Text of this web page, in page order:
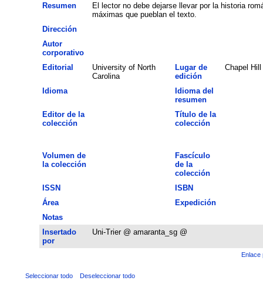
Resumen
El lector no debe dejarse llevar por la historia
máximas que pueblan el texto.
Dirección
Autor
corporativo
Editorial
University of North
Carolina
Lugar de
edición
Chapel Hill
Idioma
Idioma del
resumen
Editor de la
colección
Título de la
colección
Volumen de
la colección
Fascículo
de la
colección
ISSN
ISBN
Área
Expedición
Notas
Insertado
por
Uni-Trier @ amaranta_sg @
Enlace
Seleccionar todo Deseleccionar todo